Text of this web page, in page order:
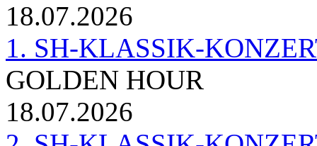
18.07.2026
1. SH-KLASSIK-
GOLDEN HOUR
18.07.2026